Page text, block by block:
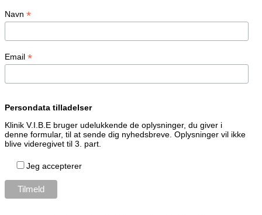
Navn *
Email *
Persondata tilladelser
Klinik V.I.B.E bruger udelukkende de oplysninger, du giver i
denne formular, til at sende dig nyhedsbreve. Oplysninger vil ikke
blive videregivet til 3. part.
Jeg accepterer